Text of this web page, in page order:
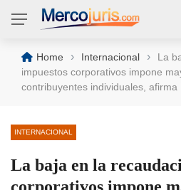
Home › Internacional ›
La
impuestos corporativos impone
contribuyentes individuales, afirma
INTERNACIONAL
La baja en la